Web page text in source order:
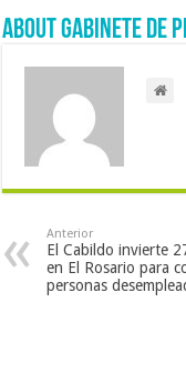
About Gabinete de
Anterior
El Cabildo invierte
en El Rosario para
personas